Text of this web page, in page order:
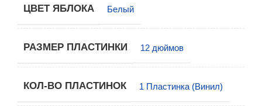
ЦВЕТ ЯБЛОКА Белый
РАЗМЕР ПЛАСТИНКИ 12 дюймов
КОЛ-ВО ПЛАСТИНОК 1 Пластинка (Винил)